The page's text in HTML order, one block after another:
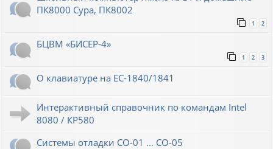
ПК8000 Сура, ПК8002
1 2
БЦВМ «БИСЕР-4»
1 2 3
О клавиатуре на ЕС-1840/1841
Интерактивный справочник по командам Intel
8080 / КР580
Системы отладки СО-01 ... СО-05